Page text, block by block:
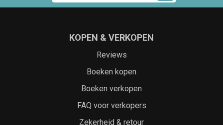
KOPEN & VERKOPEN
Reviews
Boeken kopen
Boeken verkopen
FAQ voor verkopers
Zekerheid & retour